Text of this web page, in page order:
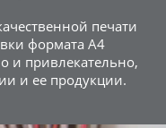
печати
формата А4
и привлекательно,
и ее продукции.